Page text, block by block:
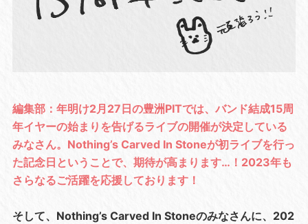
編集部：年明け2月27日の豊洲PITでは、バンド結成15周
年イヤーの始まりを告げるライブの開催が決定している
みなさん。Nothing’s Carved In Stoneが初ライブを行っ
た記念日ということで、期待が高まります…！2023年も
さらなるご活躍を応援しております！
そして、Nothing’s Carved In Stoneのみなさんに、202